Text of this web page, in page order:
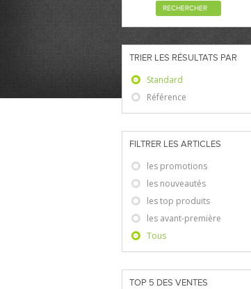
RECHERCHER
TRIER LES RÉSULTATS PAR
Standard
Référence
FILTRER LES ARTICLES
les promotions
les nouveautés
les top produits
les avant-première
Tous
TOP 5 DES VENTES